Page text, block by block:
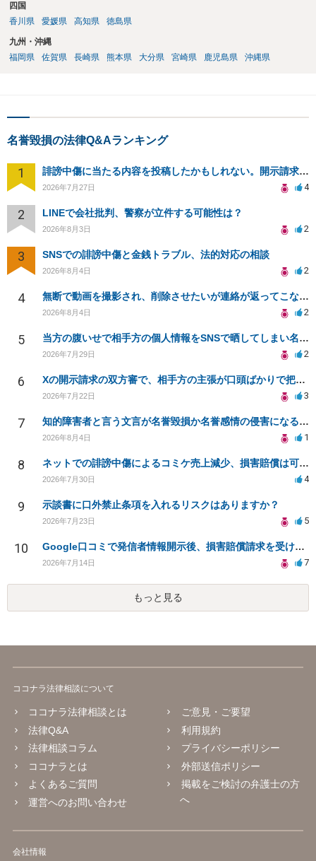
四国
香川県
愛媛県 高知県 徳島県
九州・沖縄
福岡県
佐賀県 長崎県 熊本県 大分県 宮崎県 鹿児島県 沖縄県
名誉毀損の法律Q&Aランキング
1 誹謗中傷に当たる内容を投稿したかもしれない。開示請求や民事刑事裁判に発展しうるのか教えて欲しい。
2026年7月27日 4
2 LINEで会社批判、警察が立件する可能性は？
2026年8月3日 2
3 SNSでの誹謗中傷と金銭トラブル、法的対応の相談
2026年8月4日 2
4 無断で動画を撮影され、削除させたいが連絡が返ってこない。
2026年8月4日 2
5 当方の腹いせで相手方の個人情報をSNSで晒してしまい名誉毀損させてしまったかもしれない
2026年7月29日 2
6 Xの開示請求の双方審で、相手方の主張が口頭ばかりで把握しきれません
2026年7月22日 3
7 知的障害者と言う文言が名誉毀損か名誉感情の侵害になるか教えてほしい。
2026年8月4日 1
8 ネットでの誹謗中傷によるコミケ売上減少、損害賠償は可能か？
2026年7月30日 4
9 示談書に口外禁止条項を入れるリスクはありますか？
2026年7月23日 5
10 Google口コミで発信者情報開示後、損害賠償請求を受けています。示談について相談です。
2026年7月14日 7
もっと見る
ココナラ法律相談について
ココナラ法律相談とは
法律Q&A
法律相談コラム
ココナラとは
よくあるご質問
運営へのお問い合わせ
ご意見・ご要望
利用規約
プライバシーポリシー
外部送信ポリシー
掲載をご検討の弁護士の方
へ
会社情報